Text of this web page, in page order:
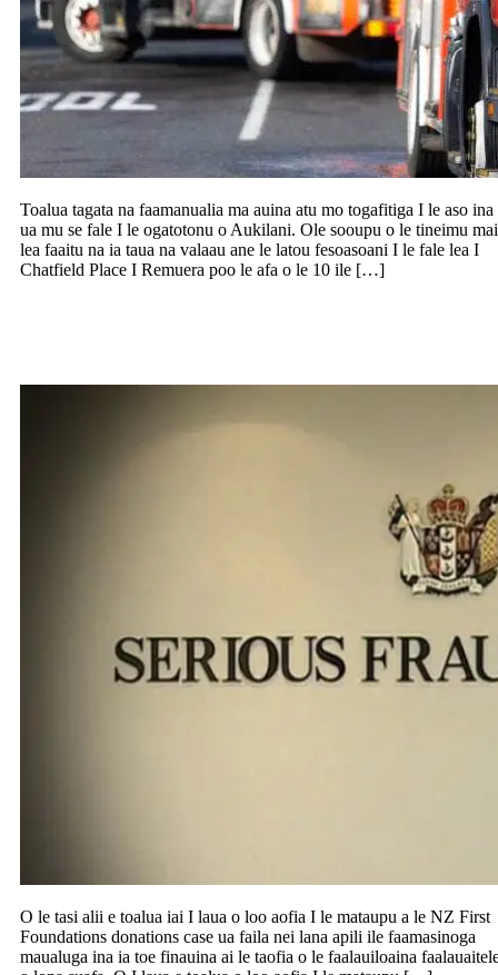
Toalua tagata na faamanualia ma auina atu mo togafitiga I le aso ina
ua mu se fale I le ogatotonu o Aukilani. Ole sooupu o le tineimu mai
lea faaitu na ia taua na valaau ane le latou fesoasoani I le fale lea I
Chatfield Place I Remuera poo le afa o le 10 ile […]
O le tasi alii e toalua iai I laua o loo aofia I le mataupu a le NZ First
Foundations donations case ua faila nei lana apili ile faamasinoga
maualuga ina ia toe finauina ai le taofia o le faalauiloaina